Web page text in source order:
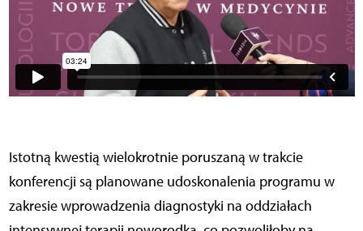
Istotną kwestią wielokrotnie poruszaną w trakcie
konferencji są planowane udoskonalenia programu w
zakresie wprowadzenia diagnostyki na oddziałach